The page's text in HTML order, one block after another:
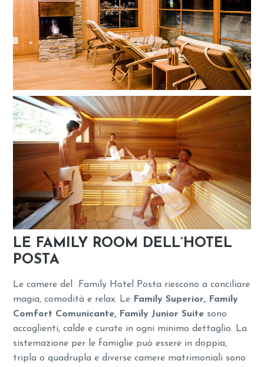
LE FAMILY ROOM DELL’HOTEL
POSTA
Le camere del Family Hotel Posta riescono a conciliare
magia, comodità e relax. Le Family Superior, Family
Comfort Comunicante, Family Junior Suite sono
accoglienti, calde e curate in ogni minimo dettaglio. La
sistemazione per le famiglie può essere in doppia,
tripla o quadrupla e diverse camere matrimoniali sono